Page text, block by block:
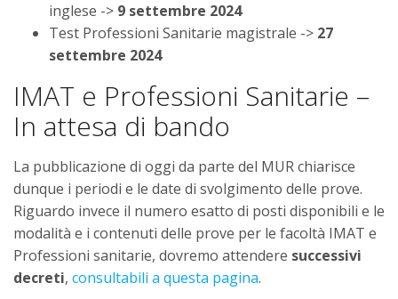
inglese -> 9 settembre 2024
Test Professioni Sanitarie magistrale -> 27
settembre 2024
IMAT e Professioni Sanitarie –
In attesa di bando
La pubblicazione di oggi da parte del MUR chiarisce
dunque i periodi e le date di svolgimento delle prove.
Riguardo invece il numero esatto di posti disponibili e le
modalità e i contenuti delle prove per le facoltà IMAT e
Professioni sanitarie, dovremo attendere successivi
decreti, consultabili a questa pagina.